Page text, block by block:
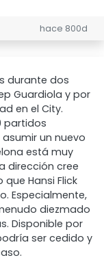
hace 800d
durante dos
Guardiola y por
en el City.
partidos
un nuevo
está muy
dirección cree
Hansi Flick
Especialmente,
diezmado
Disponible por
ser cedido y